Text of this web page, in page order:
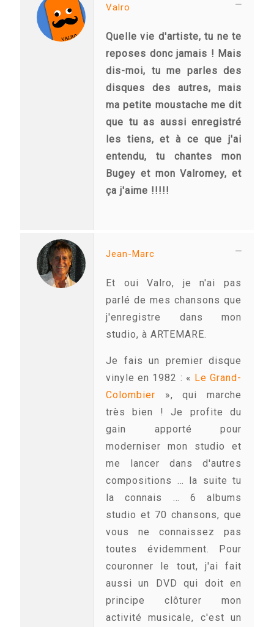
Valro
Quelle vie d'artiste, tu ne te
reposes donc jamais ! Mais
dis-moi, tu me parles des
disques des autres, mais
ma petite moustache me dit
que tu as aussi enregistré
les tiens, et à ce que j'ai
entendu, tu chantes mon
Bugey et mon Valromey, et
ça j'aime !!!!!
Jean-Marc
Et oui Valro, je n'ai pas
parlé de mes chansons que
j'enregistre dans mon
studio, à ARTEMARE.
Je fais un premier disque
vinyle en 1982 : « Le Grand-
Colombier », qui marche
très bien ! Je profite du
gain apporté pour
moderniser mon studio et
me lancer dans d'autres
compositions … la suite tu
la connais … 6 albums
studio et 70 chansons, que
vous ne connaissez pas
toutes évidemment. Pour
couronner le tout, j'ai fait
aussi un DVD qui doit en
principe clôturer mon
activité musicale, c'est un